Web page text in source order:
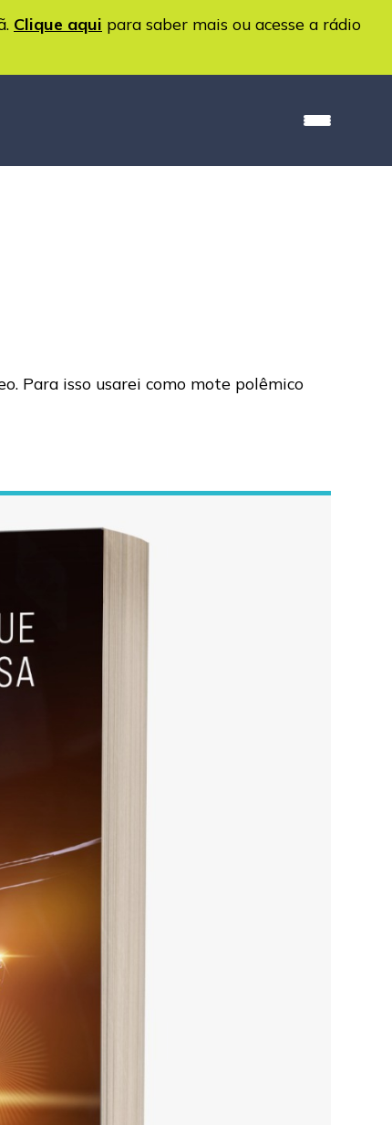
Clique aqui para saber mais ou acesse a rádio
Para isso usarei como mote polêmico